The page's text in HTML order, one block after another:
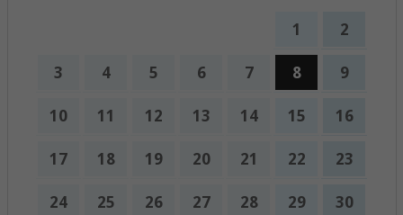
1 2
3 4 5 6 7 8 9
10 11 12 13 14 15 16
17 18 19 20 21 22 23
24 25 26 27 28 29 30